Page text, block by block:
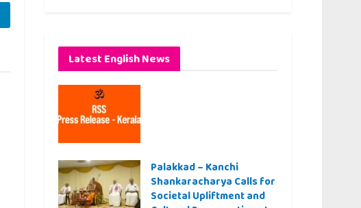
Latest English News
Palakkad – Kanchi
Shankaracharya Calls for
Societal Upliftment and